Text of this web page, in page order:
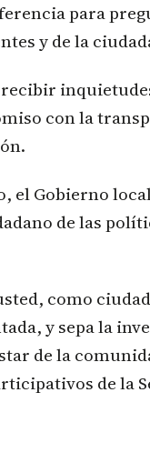
para
y de la
con la
el Gobierno
de las
como
y sepa la
de la
de la